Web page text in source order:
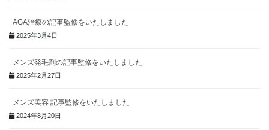
AGA治療の記事監修をいたしました
2025年3月4日
メンズ発毛剤の記事監修をいたしました
2025年2月27日
メンズ美容 記事監修をいたしました
2024年8月20日